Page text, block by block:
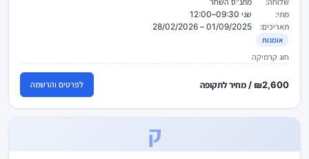
מתי:
שני 09:30–12:00
תאריכים:
01/09/2025 – 28/02/2026
אומנות
חוג קרמיקה
₪2,600 / מחיר לתקופה לפרטים והרשמה
ק